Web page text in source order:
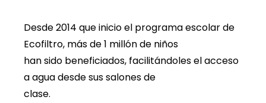
Desde 2014 que inicio el programa escolar de
Ecofiltro, más de 1 millón de niños
han sido beneficiados, facilitándoles el acceso
a agua desde sus salones de
clase.